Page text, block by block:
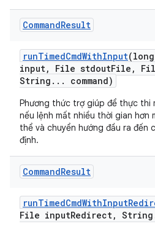
CommandResult
runTimedCmdWithInput
input, File stdoutFile ,
String . . . command)
Phương thức trợ giúp để thực thi
nếu lệnh mất nhiều thời gian hơn
thể và chuyển hướng đầu ra đến
định.
CommandResult
runTimedCmdWithInput
File inputRedirect, String